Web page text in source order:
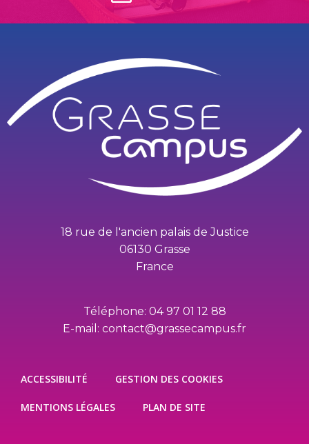
18 rue de l'ancien palais de Justice
06130 Grasse
France
Téléphone: 04 97 01 12 88
E-mail: contact@grassecampus.fr
ACCESSIBILITÉ GESTION DES COOKIES
MENTIONS LÉGALES PLAN DE SITE